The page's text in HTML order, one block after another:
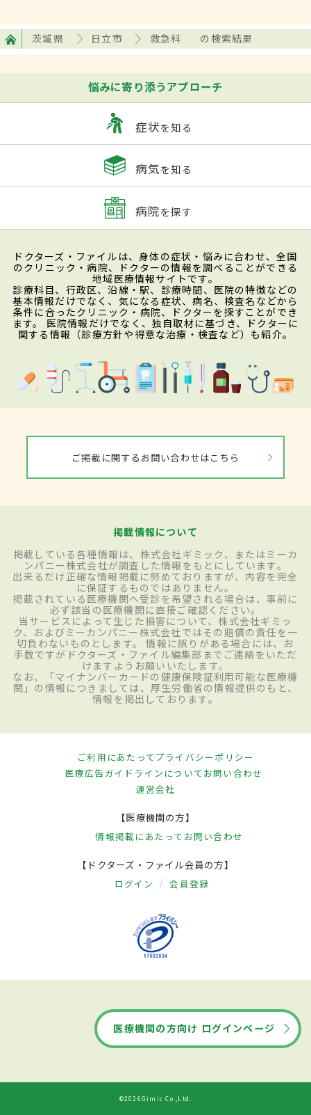
茨城県 日立市 救急科 の検索結果
悩みに寄り添うアプローチ
症状を知る
病気を知る
病院を探す
ドクターズ・ファイルは、身体の症状・悩みに合わせ、全国
のクリニック・病院、ドクターの情報を調べることができる
地域医療情報サイトです。
診療科目、行政区、沿線・駅、診療時間、医院の特徴などの
基本情報だけでなく、気になる症状、病名、検査名などから
条件に合ったクリニック・病院、ドクターを探すことができ
ます。 医院情報だけでなく、独自取材に基づき、ドクターに
関する情報（診療方針や得意な治療・検査など）も紹介。
ご掲載に関するお問い合わせはこちら
掲載情報について
掲載している各種情報は、株式会社ギミック、またはミーカ
ンパニー株式会社が調査した情報をもとにしています。
出来るだけ正確な情報掲載に努めておりますが、内容を完全
に保証するものではありません。
掲載されている医療機関へ受診を希望される場合は、事前に
必ず該当の医療機関に直接ご確認ください。
当サービスによって生じた損害について、株式会社ギミッ
ク、およびミーカンパニー株式会社ではその賠償の責任を一
切負わないものとします。 情報に誤りがある場合には、お
手数ですがドクターズ・ファイル編集部までご連絡をいただ
けますようお願いいたします。
なお、「マイナンバーカードの健康保険証利用可能な医療機
関」の情報につきましては、厚生労働省の情報提供のもと、
情報を掲出しております。
ご利用にあたってプライバシーポリシー
医療広告ガイドラインについてお問い合わせ
運営会社
【医療機関の方】
情報掲載にあたって お問い合わせ
【ドクターズ・ファイル会員の方】
ログイン 会員登録
医療機関の方向け ログインページ
©2026Gimic Co.,Ltd.